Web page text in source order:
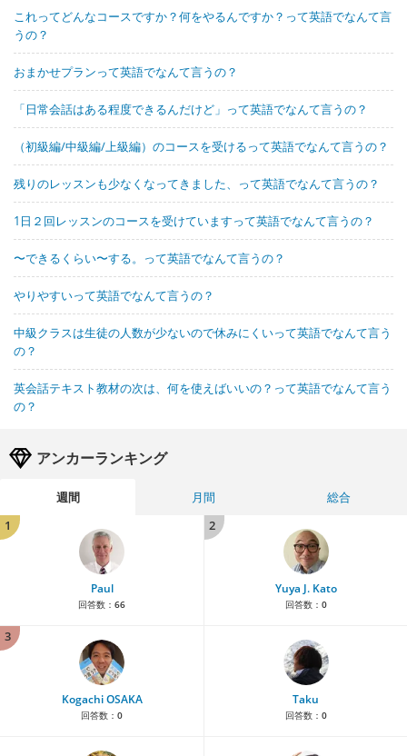
これってどんなコースですか？何をやるんですか？って英語でなんて言
うの？
おまかせプランって英語でなんて言うの？
「日常会話はある程度できるんだけど」って英語でなんて言うの？
（初級編/中級編/上級編）のコースを受けるって英語でなんて言うの？
残りのレッスンも少なくなってきました、って英語でなんて言うの？
1日２回レッスンのコースを受けていますって英語でなんて言うの？
〜できるくらい〜する。って英語でなんて言うの？
やりやすいって英語でなんて言うの？
中級クラスは生徒の人数が少ないので休みにくいって英語でなんて言う
の？
英会話テキスト教材の次は、何を使えばいいの？って英語でなんて言う
の？
アンカーランキング
週間 月間
総合
1
Paul
回答数： 66
2
Yuya J. Kato
回答数： 0
3
Kogachi OSAKA
回答数： 0
Taku
回答数： 0